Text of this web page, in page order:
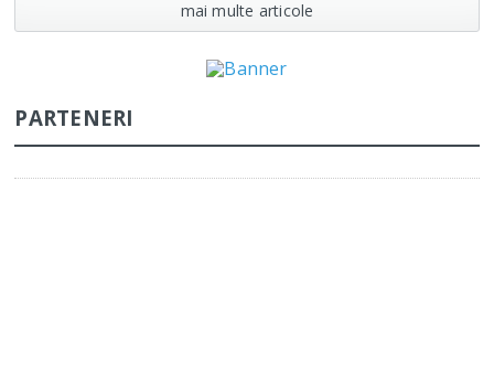
mai multe articole
PARTENERI